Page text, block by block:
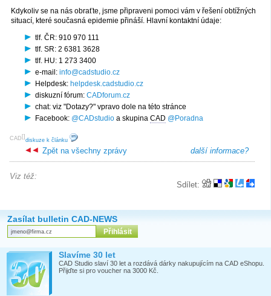
Kdykoliv se na nás obraťte, jsme připraveni pomoci vám v řešení obtížných
situací, které současná epidemie přináší. Hlavní kontaktní údaje:
tlf. ČR: 910 970 111
tlf. SR: 2 6381 3628
tlf. HU: 1 273 3400
e-mail: info@cadstudio.cz
Helpdesk: helpdesk.cadstudio.cz
diskuzní fórum: CADforum.cz
chat: viz "Dotazy?" vpravo dole na této stránce
Facebook: @CADstudio a skupina CAD @Poradna
[
CAD ]
diskuze k článku
další informace?
Zpět na všechny zprávy
Sdílet:
Viz též:
Zasílat bulletin CAD-NEWS
Slavíme 30 let
CAD Studio slaví 30 let a rozdává dárky nakupujícím na CAD eShopu.
Přijďte si pro voucher na 3000 Kč.